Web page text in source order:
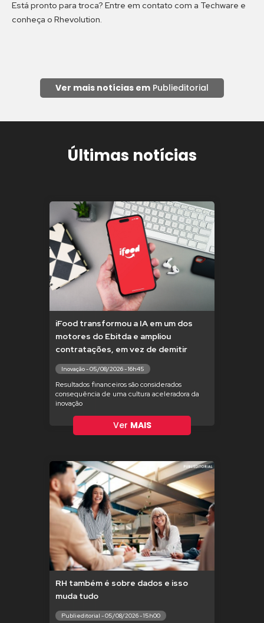
Está pronto para troca? Entre em contato com a Techware e
conheça o Rhevolution.
Ver mais notícias em Publieditorial
Últimas notícias
iFood transformou a IA em um dos
motores do Ebitda e ampliou
contratações, em vez de demitir
Inovação - 05/08/2026 - 16h45
Resultados financeiros são considerados
consequência de uma cultura aceleradora da
inovação
Ver MAIS
RH também é sobre dados e isso
muda tudo
Publieditorial - 05/08/2026 - 15h00